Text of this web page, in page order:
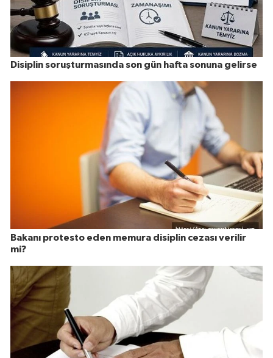
Disiplin soruşturmasında son gün hafta sonuna gelirse
Bakanı protesto eden memura disiplin cezası verilir
mi?